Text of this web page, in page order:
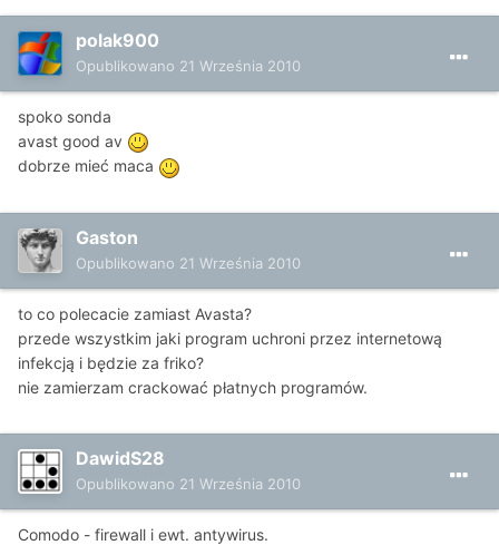
polak900
Opublikowano 21 Września 2010
spoko sonda
avast good av
dobrze mieć maca
Gaston
Opublikowano 21 Września 2010
to co polecacie zamiast Avasta?
przede wszystkim jaki program uchroni przez internetową
infekcją i będzie za friko?
nie zamierzam crackować płatnych programów.
DawidS28
Opublikowano 21 Września 2010
Comodo - firewall i ewt. antywirus.